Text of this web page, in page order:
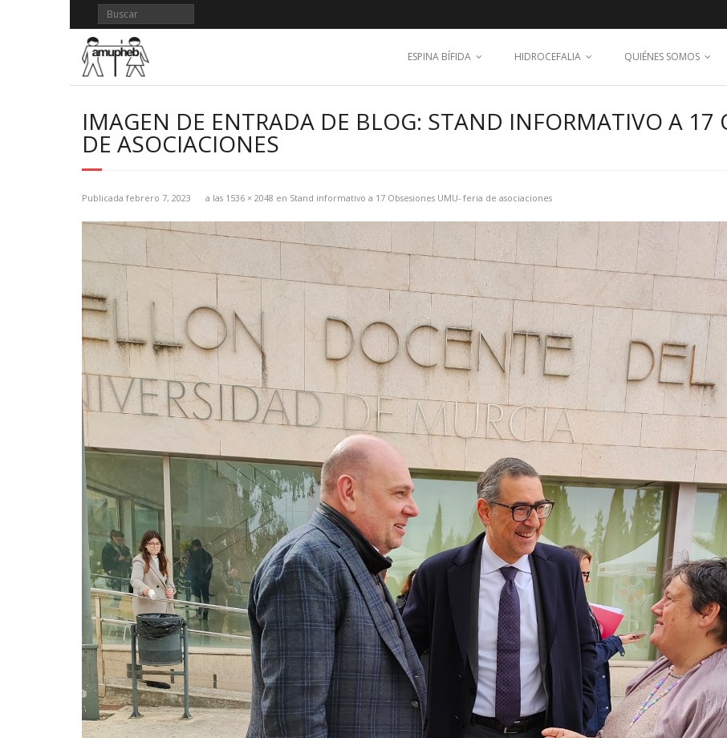
contenido
ESPINA BÍFIDA HIDROCEFALIA QUIÉNES SOMOS
IMAGEN DE ENTRADA DE BLOG: STAND INFORMATIVO A 17
DE ASOCIACIONES
Publicada febrero 7, 2023 a las 1536 × 2048 en Stand informativo a 17 Obsesiones UMU- feria de asociaciones